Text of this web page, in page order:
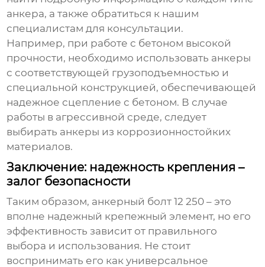
анкера, а также обратиться к нашим
специалистам для консультации.
Например, при работе с бетоном высокой
прочности, необходимо использовать анкеры
с соответствующей грузоподъемностью и
специальной конструкцией, обеспечивающей
надежное сцепление с бетоном. В случае
работы в агрессивной среде, следует
выбирать анкеры из коррозионностойких
материалов.
Заключение: надежность крепления –
залог безопасности
Таким образом, анкерный болт 12 250 – это
вполне надежный крепежный элемент, но его
эффективность зависит от правильного
выбора и использования. Не стоит
воспринимать его как универсальное